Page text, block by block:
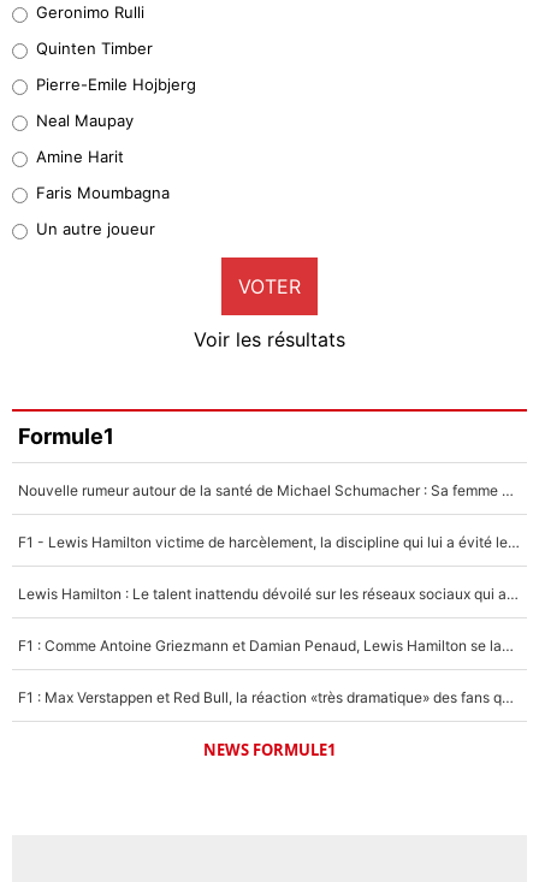
32%
4%
1%
9%
Faris Moumbagna
4%
Un autre joueur
5%
Geronimo Rulli
Quinten Timber
Pierre-Emile Hojbjerg
Neal Maupay
Amine Harit
Faris Moumbagna
Un autre joueur
VOTER
Voir les résultats
Formule1
Nouvelle rumeur autour de la santé de Michael Schumacher : Sa femme Corinna sort du silence
F1 - Lewis Hamilton victime de harcèlement, la discipline qui lui a évité le pire : «J'aurais probablement mal tourné»
Lewis Hamilton : Le talent inattendu dévoilé sur les réseaux sociaux qui a impressionné Kim Kardashian pendant leurs vacances en amoureux !
F1 : Comme Antoine Griezmann et Damian Penaud, Lewis Hamilton se lance dans le business des cartes à collectionner !
F1 : Max Verstappen et Red Bull, la réaction «très dramatique» des fans qui agace le quadruple champion du monde !
NEWS FORMULE1